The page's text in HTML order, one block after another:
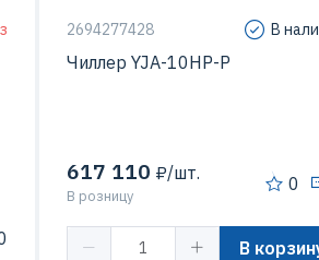
2694277428 В
Чиллер YJA-10HP-P
617 110 ₽/шт.
В розницу
0
В